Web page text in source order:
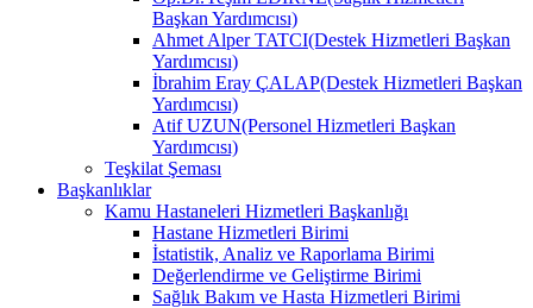
Başkan Yardımcısı)
Ahmet Alper TATCI(Destek Hizmetleri Başkan
Yardımcısı)
İbrahim Eray ÇALAP(Destek Hizmetleri Başkan
Yardımcısı)
Atif UZUN(Personel Hizmetleri Başkan
Yardımcısı)
Teşkilat Şeması
Başkanlıklar
Kamu Hastaneleri Hizmetleri Başkanlığı
Hastane Hizmetleri Birimi
İstatistik, Analiz ve Raporlama Birimi
Değerlendirme ve Geliştirme Birimi
Sağlık Bakım ve Hasta Hizmetleri Birimi